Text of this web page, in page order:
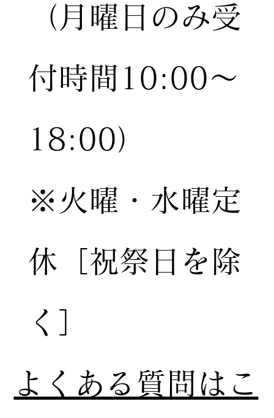
（月曜日のみ受
付時間10:00〜
18:00）
※火曜・水曜定
休［祝祭日を除
く］
​よくある質問はこ